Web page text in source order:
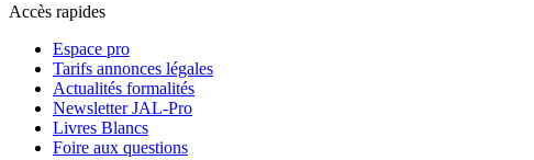
Accès rapides
Espace pro
Tarifs annonces légales
Actualités formalités
Newsletter JAL-Pro
Livres Blancs
Foire aux questions